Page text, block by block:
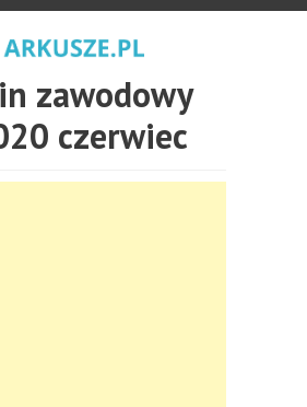
zawodowy
czerwiec